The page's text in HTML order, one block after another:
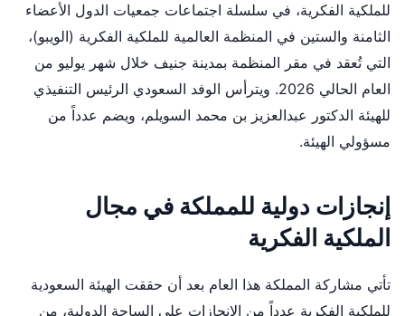
للملكية الفكرية، في سلسلة اجتماعات جمعيات الدول الأعضاء
الثامنة والستين في المنظمة العالمية للملكية الفكرية (الويبو)،
التي تُعقد في مقر المنظمة بمدينة جنيف خلال شهر يوليو من
العام الحالي 2026. ويترأس الوفد السعودي الرئيس التنفيذي
للهيئة الدكتور عبدالعزيز بن محمد السويلم، ويضم عدداً من
مسؤولي الهيئة.
إنجازات دولية للمملكة في مجال
الملكية الفكرية
تأتي مشاركة المملكة هذا العام بعد أن حققت الهيئة السعودية
للملكية الفكرية عدداً من الإنجازات على الساحة الدولية، من